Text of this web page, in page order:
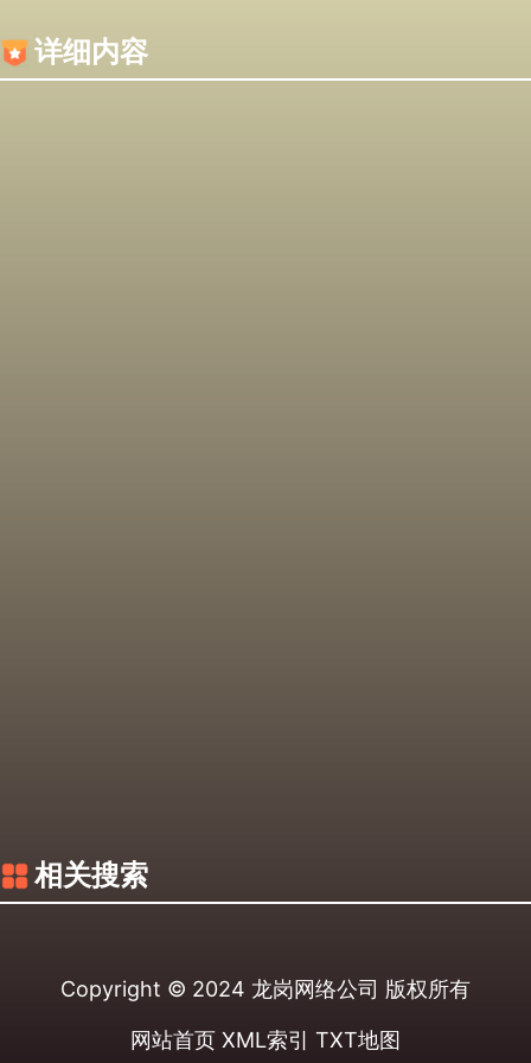
详细内容
相关搜索
Copyright © 2024 龙岗网络公司 版权所有
网站首页 XML索引 TXT地图